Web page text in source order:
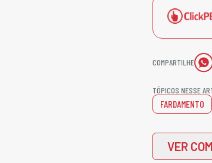
COMPARTILHE
TÓPICOS NESSE
FARDAMENTO
VER